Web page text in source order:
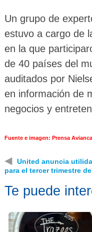
Un grupo de
estuvo a cargo de
en la que
de 40 países del
auditados por
en información de
negocios y
Fuente e imagen: Prensa Avianca
◀
United anuncia
para el tercer trimestre
Te puede